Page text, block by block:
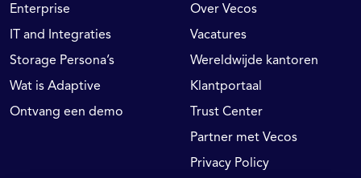
Enterprise
IT and Integraties
Storage Persona’s
Wat is Adaptive
Ontvang een demo
Over Vecos
Vacatures
Wereldwijde kantoren
Klantportaal
Trust Center
Partner met Vecos
Privacy Policy